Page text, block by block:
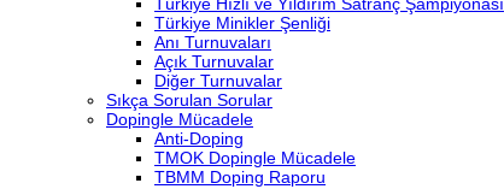
Türkiye Minikler Şenliği
Anı Turnuvaları
Açık Turnuvalar
Diğer Turnuvalar
Sıkça Sorulan Sorular
Dopingle Mücadele
Anti-Doping
TMOK Dopingle Mücadele
TBMM Doping Raporu